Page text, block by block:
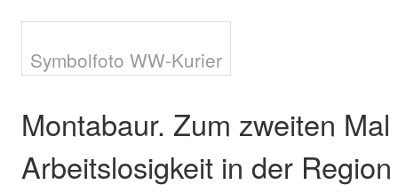
Symbolfoto WW-Kurier
Montabaur. Zum zweiten
Arbeitslosigkeit in der